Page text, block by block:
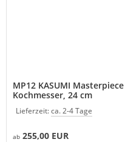
MP12 KASUMI Masterpiece
Kochmesser, 24 cm
Lieferzeit:ca. 2-4 Tage
ab 255,00 EUR